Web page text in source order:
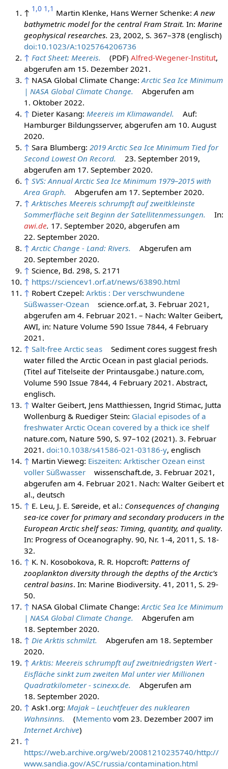
↑ 1,0 1,1 Martin Klenke, Hans Werner Schenke: A new
bathymetric model for the central Fram Strait. In: Marine
geophysical researches. 23, 2002, S. 367–378 (englisch)
doi:10.1023/A:1025764206736
↑ Fact Sheet: Meereis. (PDF) Alfred-Wegener-Institut,
abgerufen am 15. Dezember 2021 .
↑ NASA Global Climate Change: Arctic Sea Ice Minimum
| NASA Global Climate Change.
Abgerufen am
1. Oktober 2022.
↑ Dieter Kasang: Meereis im Klimawandel.
Auf:
Hamburger Bildungsserver, abgerufen am 10. August
2020.
↑ Sara Blumberg: 2019 Arctic Sea Ice Minimum Tied for
Second Lowest On Record.
23. September 2019,
abgerufen am 17. September 2020.
↑ SVS: Annual Arctic Sea Ice Minimum 1979–2015 with
Area Graph.
Abgerufen am 17. September 2020.
↑ Arktisches Meereis schrumpft auf zweitkleinste
Sommerfläche seit Beginn der Satellitenmessungen.
In:
awi.de. 17. September 2020, abgerufen am
22. September 2020.
↑ Arctic Change - Land: Rivers.
Abgerufen am
20. September 2020.
↑ Science, Bd. 298, S. 2171
↑ https://sciencev1.orf.at/news/63890.html
↑ Robert Czepel: Arktis : Der verschwundene
Süßwasser-Ozean
science.orf.at, 3. Februar 2021,
abgerufen am 4. Februar 2021. – Nach: Walter Geibert,
AWI, in: Nature Volume 590 Issue 7844, 4 February
2021.
↑ Salt-free Arctic seas
Sediment cores suggest fresh
water filled the Arctic Ocean in past glacial periods.
(Titel auf Titelseite der Printausgabe.) nature.com,
Volume 590 Issue 7844, 4 February 2021. Abstract,
englisch.
↑ Walter Geibert, Jens Matthiessen, Ingrid Stimac, Jutta
Wollenburg & Ruediger Stein: Glacial episodes of a
freshwater Arctic Ocean covered by a thick ice shelf
nature.com, Nature 590, S. 97–102 (2021). 3. Februar
2021. doi:10.1038/s41586-021-03186-y, englisch
↑ Martin Vieweg: Eiszeiten: Arktischer Ozean einst
voller Süßwasser
wissenschaft.de, 3. Februar 2021,
abgerufen am 4. Februar 2021. Nach: Walter Geibert et
al., deutsch
↑ E. Leu, J. E. Søreide, et al.: Consequences of changing
sea-ice cover for primary and secondary producers in the
European Arctic shelf seas: Timing, quantity, and quality.
In: Progress of Oceanography. 90, Nr. 1-4, 2011 , S. 18-
32.
↑ K. N. Kosobokova, R. R. Hopcroft: Patterns of
zooplankton diversity through the depths of the Arctic’s
central basins. In: Marine Biodiversity. 41, 2011 , S. 29-
50.
↑ NASA Global Climate Change: Arctic Sea Ice Minimum
| NASA Global Climate Change.
Abgerufen am
18. September 2020.
↑ Die Arktis schmilzt.
Abgerufen am 18. September
2020.
↑ Arktis: Meereis schrumpft auf zweitniedrigsten Wert -
Eisfläche sinkt zum zweiten Mal unter vier Millionen
Quadratkilometer - scinexx.de.
Abgerufen am
18. September 2020.
↑ Ask1.org: Majak – Leuchtfeuer des nuklearen
Wahnsinns.
(Mementovom 23. Dezember 2007 im
Internet Archive)
↑
https://web.archive.org/web/20081210235740/http://
www.sandia.gov/ASC/russia/contamination.html